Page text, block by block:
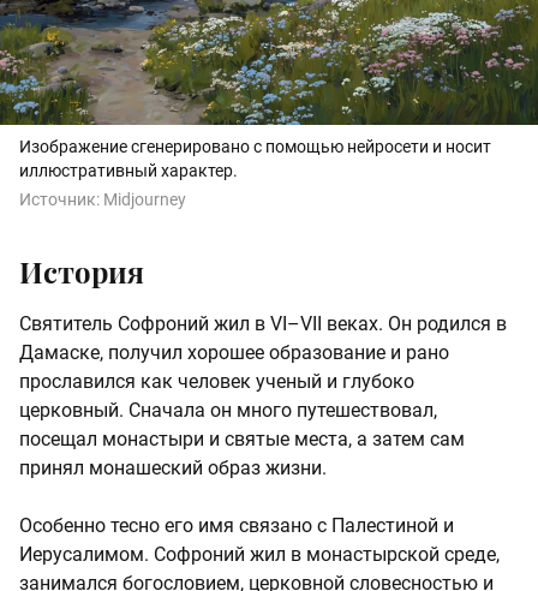
Изображение сгенерировано с помощью нейросети и носит
иллюстративный характер.
Источник: Midjourney
История
Святитель Софроний жил в VI–VII веках. Он родился в
Дамаске, получил хорошее образование и рано
прославился как человек ученый и глубоко
церковный. Сначала он много путешествовал,
посещал монастыри и святые места, а затем сам
принял монашеский образ жизни.
Особенно тесно его имя связано с Палестиной и
Иерусалимом. Софроний жил в монастырской среде,
занимался богословием, церковной словесностью и